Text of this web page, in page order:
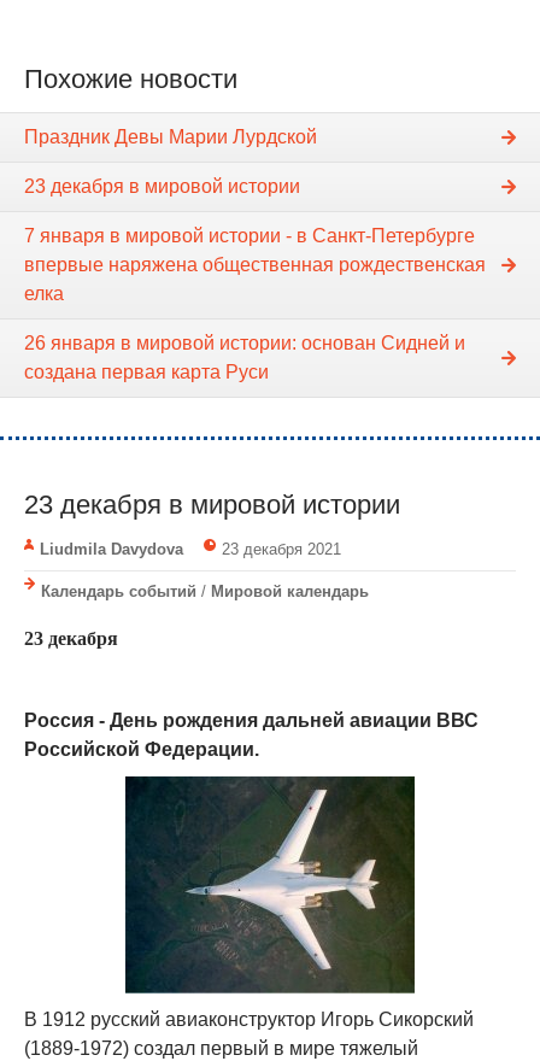
Похожие новости
Праздник Девы Марии Лурдской
23 декабря в мировой истории
7 января в мировой истории - в Санкт-Петербурге
впервые наряжена общественная рождественская
елка
26 января в мировой истории: основан Сидней и
создана первая карта Руси
23 декабря в мировой истории
Liudmila Davydova 23 декабря 2021
Календарь событий / Мировой календарь
23 декабря
Россия - День рождения дальней авиации ВВС
Российской Федерации.
В 1912 русский авиаконструктор Игорь Сикорский
(1889-1972) создал первый в мире тяжелый